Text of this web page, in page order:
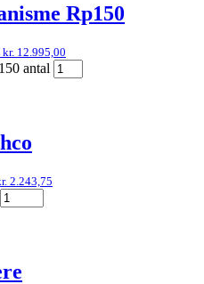
Rp150
kr. 12.995,00
antal
2.243,75